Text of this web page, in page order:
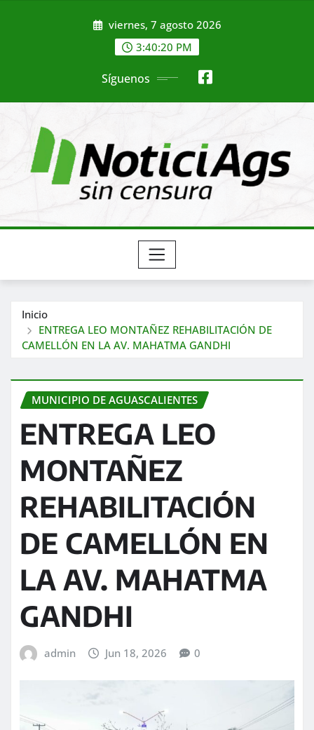
viernes, 7 agosto 2026
3:40:22 PM
Síguenos
Inicio
ENTREGA LEO MONTAÑEZ REHABILITACIÓN DE
CAMELLÓN EN LA AV. MAHATMA GANDHI
MUNICIPIO DE AGUASCALIENTES
ENTREGA LEO
MONTAÑEZ
REHABILITACIÓN
DE CAMELLÓN EN
LA AV. MAHATMA
GANDHI
admin Jun 18, 2026 0